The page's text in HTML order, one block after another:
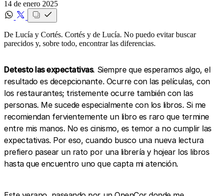
14 de enero 2025
De Lucía y Cortés. Cortés y de Lucía. No puedo evitar buscar
parecidos y, sobre todo, encontrar las diferencias.
Detesto las expectativas. Siempre que esperamos algo, el
resultado es decepcionante. Ocurre con las películas, con
los restaurantes; tristemente ocurre también con las
personas. Me sucede especialmente con los libros. Si me
recomiendan fervientemente un libro es raro que termine
entre mis manos. No es cinismo, es temor a no cumplir las
expectativas. Por eso, cuando busco una nueva lectura
prefiero pasear un rato por una librería y hojear los libros
hasta que encuentro uno que capta mi atención.